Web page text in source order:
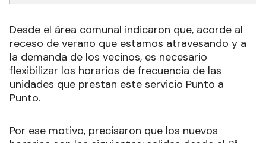
RECIBIR NEWSLETTER
Desde el área comunal indicaron que, acorde al
receso de verano que estamos atravesando y a
la demanda de los vecinos, es necesario
flexibilizar los horarios de frecuencia de las